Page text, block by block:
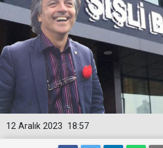
18:57
12 Aralık 2023